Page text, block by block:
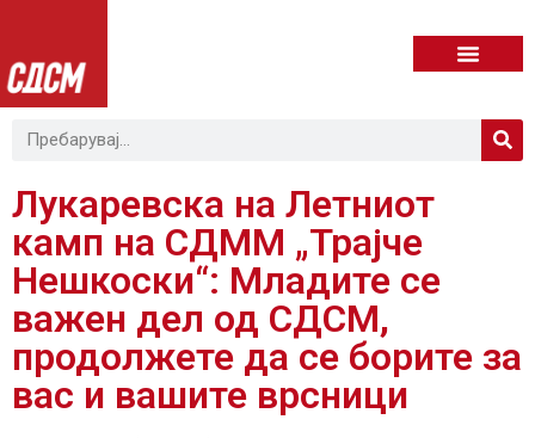
Лукаревска на Летниот
камп на СДММ „Трајче
Нешкоски“: Младите се
важен дел од СДСМ,
продолжете да се борите за
вас и вашите врсници